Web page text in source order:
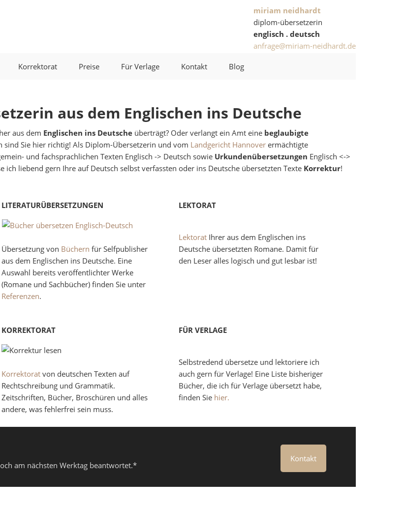
miriam neidhardt
diplom-übersetzerin
englisch . deutsch
anfrage@miriam-neidhardt.de
Korrektorat Preise Für Verlage Kontakt Blog
aus dem Englischen ins Deutsche
aus dem Englischen ins Deutsche überträgt? Oder verlangt ein Amt eine beglaubigte
sind Sie hier richtig! Als Diplom-Übersetzerin und vom Landgericht Hannover ermächtigte
und fachsprachlichen Texten Englisch -> Deutsch sowie Urkundenübersetzungen Englisch <->
liebend gern Ihre auf Deutsch selbst verfassten oder ins Deutsche übersetzten Texte Korrektur!
LITERATURÜBERSETZUNGEN
Übersetzung von Büchern für Selfpublisher
aus dem Englischen ins Deutsche. Eine
Auswahl bereits veröffentlichter Werke
(Romane und Sachbücher) finden Sie unter
Referenzen.
LEKTORAT
Lektorat Ihrer aus dem Englischen ins
Deutsche übersetzten Romane. Damit für
den Leser alles logisch und gut lesbar ist!
KORREKTORAT
Korrektorat von deutschen Texten auf
Rechtschreibung und Grammatik.
Zeitschriften, Bücher, Broschüren und alles
andere, was fehlerfrei sein muss.
FÜR VERLAGE
Selbstredend übersetze und lektoriere ich
auch gern für Verlage! Eine Liste bisheriger
Bücher, die ich für Verlage übersetzt habe,
finden Sie hier.
am nächsten Werktag beantwortet.*
Kontakt